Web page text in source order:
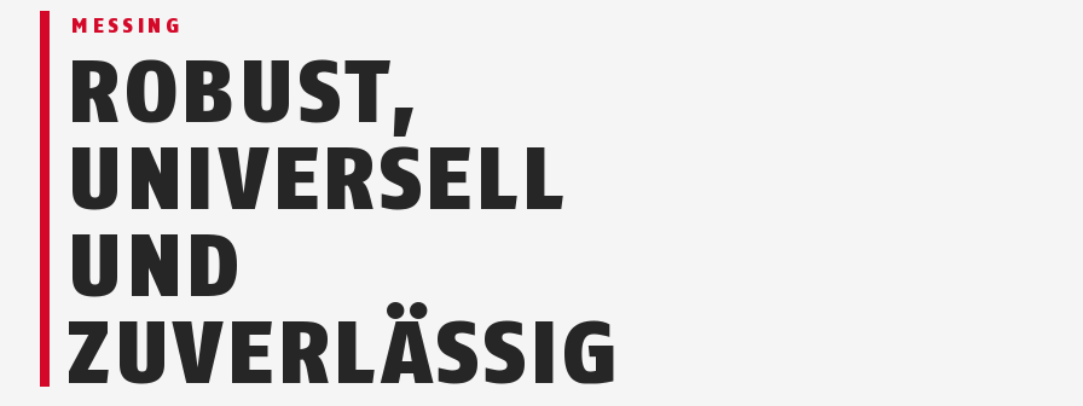
MESSING
ROBUST,
UNIVERSELL
UND
ZUVERLÄSSIG